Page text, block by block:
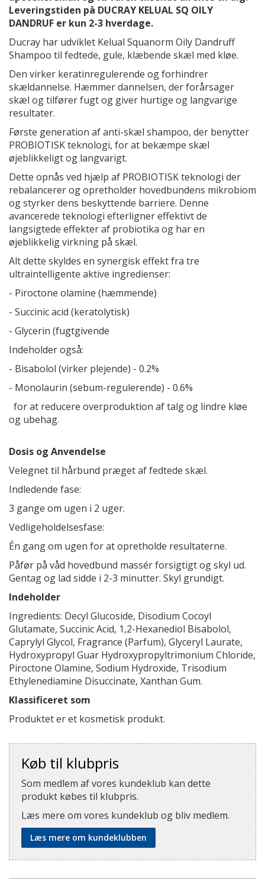
Leveringstiden på DUCRAY KELUAL SQ OILY
DANDRUF er kun 2-3 hverdage.
Ducray har udviklet Kelual Squanorm Oily Dandruff
Shampoo til fedtede, gule, klæbende skæl med kløe.
Den virker keratinregulerende og forhindrer
skældannelse. Hæmmer dannelsen, der forårsager
skæl og tilfører fugt og giver hurtige og langvarige
resultater.
Første generation af anti-skæl shampoo, der benytter
PROBIOTISK teknologi, for at bekæmpe skæl
øjeblikkeligt og langvarigt.
Dette opnås ved hjælp af PROBIOTISK teknologi der
rebalancerer og opretholder hovedbundens mikrobiom
og styrker dens beskyttende barriere. Denne
avancerede teknologi efterligner effektivt de
langsigtede effekter af probiotika og har en
øjeblikkelig virkning på skæl.
Alt dette skyldes en synergisk effekt fra tre
ultraintelligente aktive ingredienser:
- Piroctone olamine (hæmmende)
- Succinic acid (keratolytisk)
- Glycerin (fugtgivende
Indeholder også:
- Bisabolol (virker plejende) - 0.2%
- Monolaurin (sebum-regulerende) - 0.6%
for at reducere overproduktion af talg og lindre kløe
og ubehag.
Dosis og Anvendelse
Velegnet til hårbund præget af fedtede skæl.
Indledende fase:
3 gange om ugen i 2 uger.
Vedligeholdelsesfase:
Én gang om ugen for at opretholde resultaterne.
Påfør på våd hovedbund massér forsigtigt og skyl ud.
Gentag og lad sidde i 2-3 minutter. Skyl grundigt.
Indeholder
Ingredients: Decyl Glucoside, Disodium Cocoyl
Glutamate, Succinic Acid, 1,2-Hexanediol Bisabolol,
Caprylyl Glycol, Fragrance (Parfum), Glyceryl Laurate,
Hydroxypropyl Guar Hydroxypropyltrimonium Chloride,
Piroctone Olamine, Sodium Hydroxide, Trisodium
Ethylenediamine Disuccinate, Xanthan Gum.
Klassificeret som
Produktet er et kosmetisk produkt.
Køb til klubpris
Som medlem af vores kundeklub kan dette
produkt købes til klubpris.
Læs mere om vores kundeklub og bliv medlem.
Læs mere om kundeklubben